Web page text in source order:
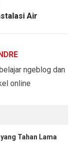
Air
ngeblog dan
online
Tahan Lama